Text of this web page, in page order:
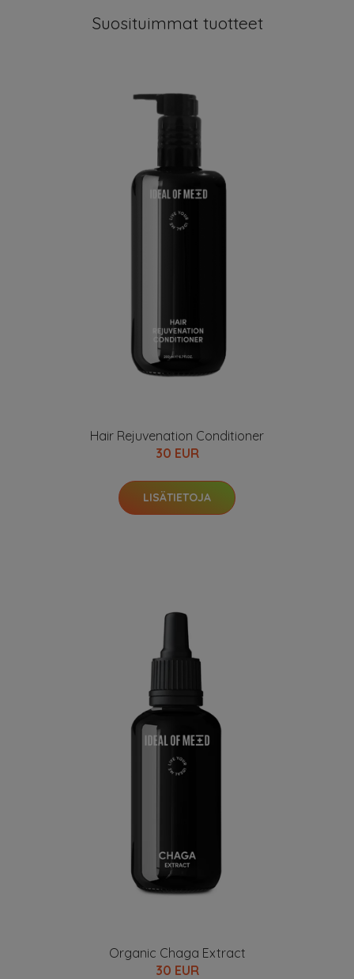
Suosituimmat tuotteet
Hair Rejuvenation Conditioner
30 EUR
LISÄTIETOJA
Organic Chaga Extract
30 EUR